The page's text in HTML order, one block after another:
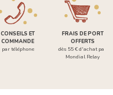
CONSEILS ET
COMMANDE
par téléphone
FRAIS DE PORT
OFFERTS
dès 55 € d'achat par
Mondial Relay